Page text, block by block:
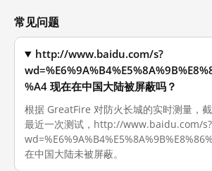
常见问题
http://www.baidu.com/s?
%A4 现在在中国大陆被屏蔽吗？
根据 GreatFire 对防火长城的实时测量，
最近一次测试，http://www.baidu.com/s?
在中国大陆未被屏蔽。